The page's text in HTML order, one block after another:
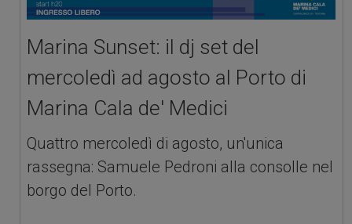
Marina Sunset: il dj set del
mercoledì ad agosto al Porto di
Marina Cala de' Medici
Quattro mercoledì di agosto, un'unica
rassegna: Samuele Pedroni alla consolle nel
borgo del Porto.